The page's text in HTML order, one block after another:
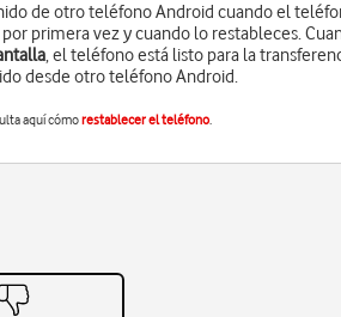
de otro teléfono Android cuando el
primera vez y cuando lo restableces.
, el teléfono está listo para la
desde otro teléfono Android.
aquí cómorestablecer el teléfono.